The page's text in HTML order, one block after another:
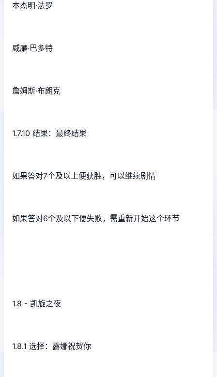
本杰明·法罗
威廉·巴多特
詹姆斯·布朗克
1.7.10 结果：最终结果
如果答对7个及以上便获胜，可以继续剧情
如果答对6个及以下便失败，需重新开始这个环节
1.8 - 凯旋之夜
1.8.1 选择：露娜祝贺你